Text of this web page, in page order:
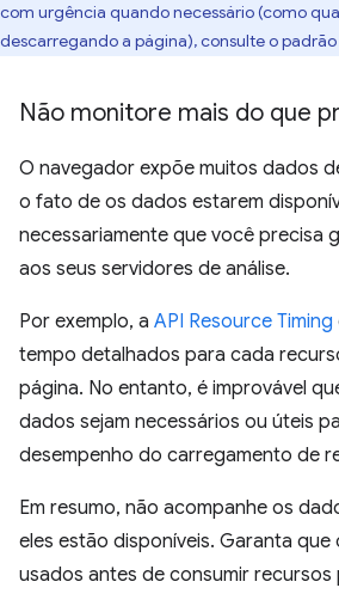
com urgência quando necessário (como
descarregando a página), consulte o padrão
Não monitore mais do que
O navegador expõe muitos dados
o fato de os dados estarem
necessariamente que você precisa
aos seus servidores de análise.
Por exemplo, a API Resource Timing
tempo detalhados para cada
página. No entanto, é improvável
dados sejam necessários ou úteis
desempenho do carregamento de
Em resumo, não acompanhe os
eles estão disponíveis. Garanta que
usados antes de consumir